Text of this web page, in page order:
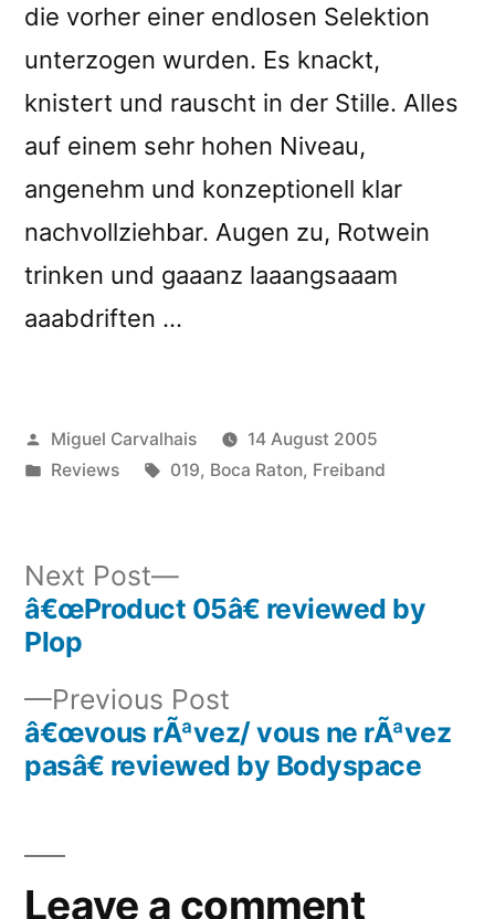
die vorher einer endlosen Selektion
unterzogen wurden. Es knackt,
knistert und rauscht in der Stille. Alles
auf einem sehr hohen Niveau,
angenehm und konzeptionell klar
nachvollziehbar. Augen zu, Rotwein
trinken und gaaanz laaangsaaam
aaabdriften …
Posted
by
Miguel Carvalhais
14 August 2005
Posted
Reviews Tags:
019, Boca Raton, Freiband
Post
navigation
Previous Post
post:
â€œvous rÃªvez/ vous ne rÃªvez
pasâ€ reviewed by Bodyspace
Next Post
Next
post:
â€œProduct 05â€ reviewed by
Plop
Leave a comment